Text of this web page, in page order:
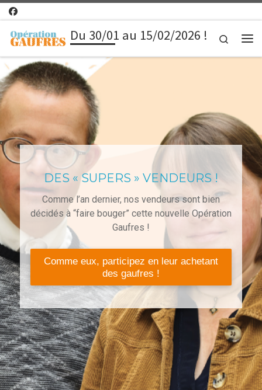
Passer au contenu
Du 30/01 au 15/02/2026 !
Search
DES « SUPERS » VENDEURS !
Comme l’an dernier, nos vendeurs sont bien
décidés à “faire bouger” cette nouvelle Opération
Gaufres !
Comme eux, participez en leur achetant
des gaufres !